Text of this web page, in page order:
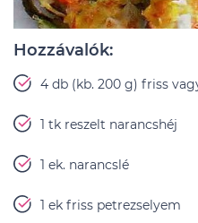
Hozzávalók:
4 db (kb. 200 g) friss
1 tk reszelt narancshéj
1 ek. narancslé
1 ek friss petrezselyem